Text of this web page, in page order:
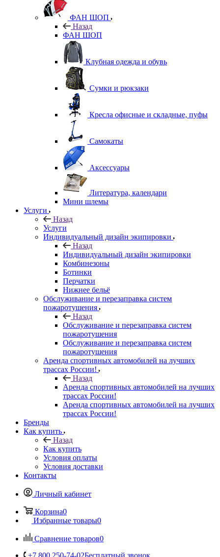
ФАН ШОП
Назад
ФАН ШОП
Клубная одежда и обувь
Сумки и рюкзаки
Кресла офисные и складные, пуфы
Самокаты
Аксессуары
Литература, календари
Мини шлемы
Услуги
Назад
Услуги
Индивидуальный дизайн экипировки
Назад
Индивидуальный дизайн экипировки
Комбинезоны
Ботинки
Перчатки
Нижнее бельё
Обслуживание и перезаправка систем
пожаротушения
Назад
Обслуживание и перезаправка систем
пожаротушения
Обслуживание и перезаправка систем
пожаротушения
Аренда спортивных автомобилей на лучших
трассах России!
Назад
Аренда спортивных автомобилей на лучших
трассах России!
Аренда спортивных автомобилей на лучших
трассах России!
Бренды
Как купить
Назад
Как купить
Условия оплаты
Условия доставки
Контакты
Личный кабинет
Корзина0
Избранные товары0
Сравнение товаров0
+7 800 250-74-02Бесплатный звонок